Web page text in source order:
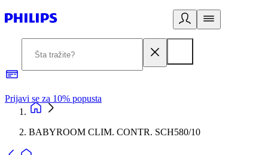
Prijavi se za 10% popusta
BABYROOM CLIM. CONTR. SCH580/10